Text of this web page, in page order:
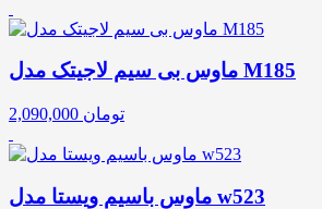
ماوس بی سیم لاجیتک مدل M185
2,090,000 تومان
ماوس باسیم ویستا مدل w523